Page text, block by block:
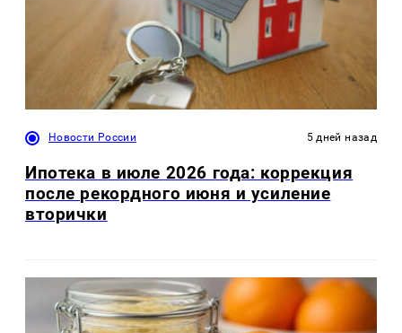
Новости России 5 дней назад
Ипотека в июле 2026 года: коррекция
после рекордного июня и усиление
вторички